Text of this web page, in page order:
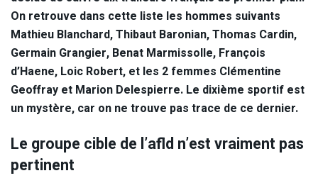
On retrouve dans cette liste les hommes suivants
Mathieu Blanchard, Thibaut Baronian, Thomas Cardin,
Germain Grangier, Benat Marmissolle, François
d’Haene, Loic Robert, et les 2 femmes Clémentine
Geoffray et Marion Delespierre. Le dixième sportif est
un mystère, car on ne trouve pas trace de ce dernier.
Le groupe cible de l’afld n’est vraiment pas
pertinent